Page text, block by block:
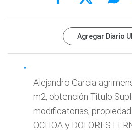
Agregar Diario
Alejandro Garcia
m2, obtención Titulo
modificatorias,
OCHOA y DOLORES